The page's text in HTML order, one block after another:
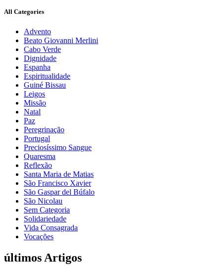
All Categories
Advento
Beato Giovanni Merlini
Cabo Verde
Dignidade
Espanha
Espiritualidade
Guiné Bissau
Leigos
Missão
Natal
Paz
Peregrinação
Portugal
Preciosíssimo Sangue
Quaresma
Reflexão
Santa Maria de Matias
São Francisco Xavier
São Gaspar del Búfalo
São Nicolau
Sem Categoria
Solidariedade
Vida Consagrada
Vocações
últimos Artigos